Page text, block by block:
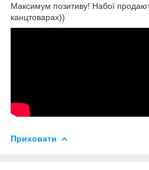
Максимум позитиву! Набої
канцтоварах))
Приховати